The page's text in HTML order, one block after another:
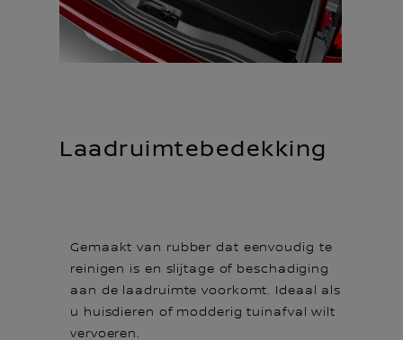
Laadruimtebedekking
Gemaakt van rubber dat eenvoudig te
reinigen is en slijtage of beschadiging
aan de laadruimte voorkomt. Ideaal als
u huisdieren of modderig tuinafval wilt
vervoeren.